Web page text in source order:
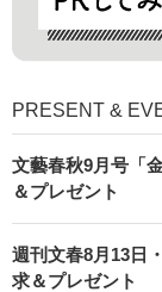
PRESENT &
文藝春秋9月号「
＆プレゼント
週刊文春8月13日
求＆プレゼント